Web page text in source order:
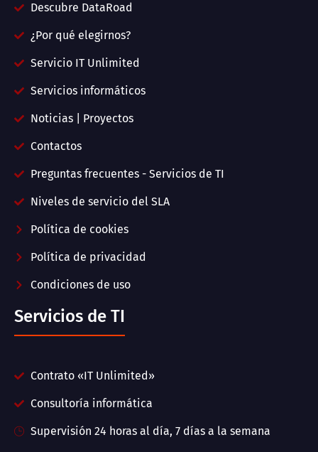
Descubre DataRoad
¿Por qué elegirnos?
Servicio IT Unlimited
Servicios informáticos
Noticias | Proyectos
Contactos
Preguntas frecuentes - Servicios de TI
Niveles de servicio del SLA
Política de cookies
Política de privacidad
Condiciones de uso
Servicios de TI
Contrato «IT Unlimited»
Consultoría informática
Supervisión 24 horas al día, 7 días a la semana